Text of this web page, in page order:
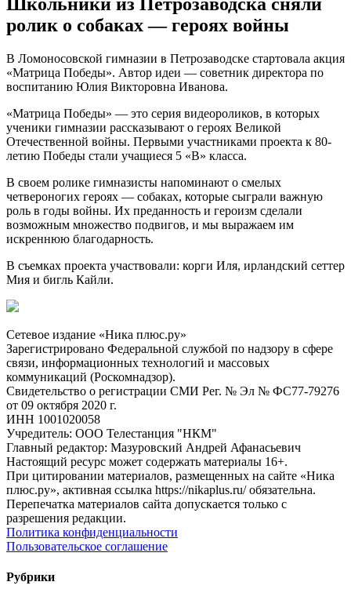
ролик о собаках — героях войны
В Ломоносовской гимназии в Петрозаводске стартовала акция
«Матрица Победы». Автор идеи — советник директора по
воспитанию Юлия Викторовна Иванова.
«Матрица Победы» — это серия видеороликов, в которых
ученики гимназии рассказывают о героях Великой
Отечественной войны. Первыми участниками проекта к 80-
летию Победы стали учащиеся 5 «В» класса.
В своем ролике гимназисты напоминают о смелых
четвероногих героях — собаках, которые сыграли важную
роль в годы войны. Их преданность и героизм сделали
возможным множество подвигов, и мы выражаем им
искреннюю благодарность.
В съемках проекта участвовали: корги Иля, ирландский сеттер
Мия и бигль Кайли.
Сетевое издание «Ника плюс.ру»
Зарегистрировано Федеральной службой по надзору в сфере
связи, информационных технологий и массовых
коммуникаций (Роскомнадзор).
Свидетельство о регистрации СМИ Рег. № Эл № ФС77-79276
от 09 октября 2020 г.
ИНН 1001020058
Учредитель: ООО Телестанция "НКМ"
Главный редактор: Мазуровский Андрей Афанасьевич
Настоящий ресурс может содержать материалы 16+.
При цитировании материалов, размещенных на сайте «Ника
плюс.ру», активная ссылка https://nikaplus.ru/ обязательна.
Перепечатка материалов сайта допускается только с
разрешения редакции.
Политика конфиденциальности
Пользовательское соглашение
Рубрики